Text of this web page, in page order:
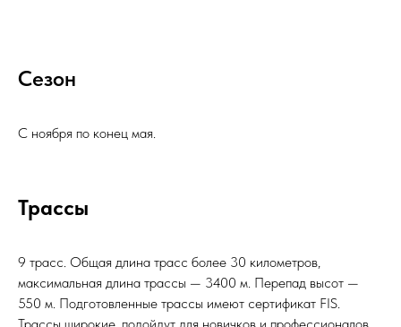
Сезон
С ноября по конец мая.
Трассы
9 трасс. Общая длина трасс более 30 километров,
максимальная длина трассы — 3400 м. Перепад высот —
550 м. Подготовленные трассы имеют сертификат FIS.